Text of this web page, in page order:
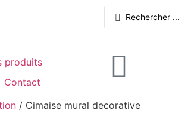
produits
Contact
/ Cimaise mural decorative